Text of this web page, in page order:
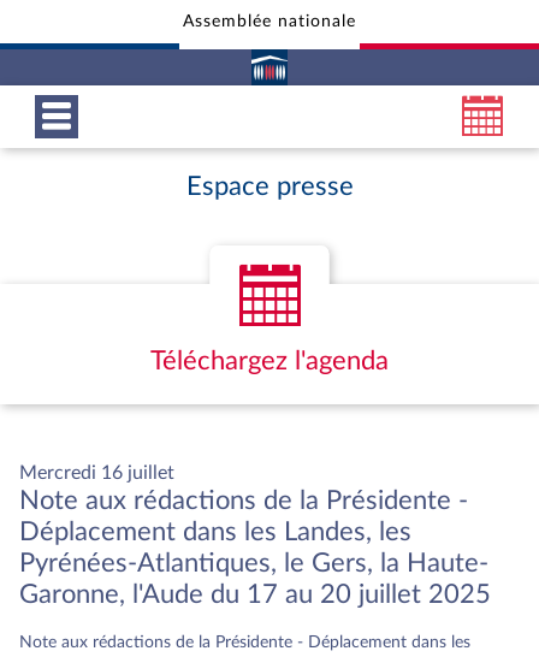
Aller en bas de la pageAssemblée nationale
Espace presse
Téléchargez l'agenda
Mercredi 16 juillet
Note aux rédactions de la Présidente -
Déplacement dans les Landes, les
Pyrénées-Atlantiques, le Gers, la Haute-
Garonne, l'Aude du 17 au 20 juillet 2025
Note aux rédactions de la Présidente - Déplacement dans les